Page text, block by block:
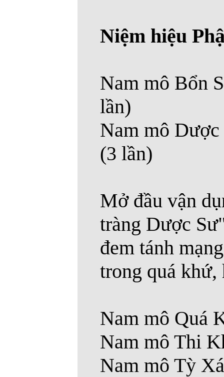
Niệm hiệu
Nam mô Bổn
lần)
Nam mô
(3 lần)
Mở đầu vận
tràng Dược
đem tánh
trong quá
Nam mô Quá
Nam mô Thi
Nam mô Tỳ